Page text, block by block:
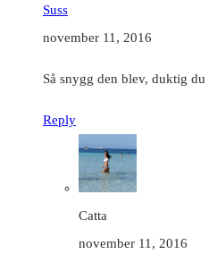
Suss
november 11, 2016
Så snygg den blev, duktig du
Reply
Catta
november 11, 2016